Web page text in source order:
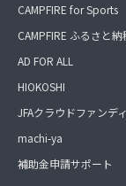
CAMPFIRE for Sports
CAMPFIRE ふるさと納
AD FOR ALL
HIOKOSHI
JFAクラウドファンデ
machi-ya
補助金申請サポート